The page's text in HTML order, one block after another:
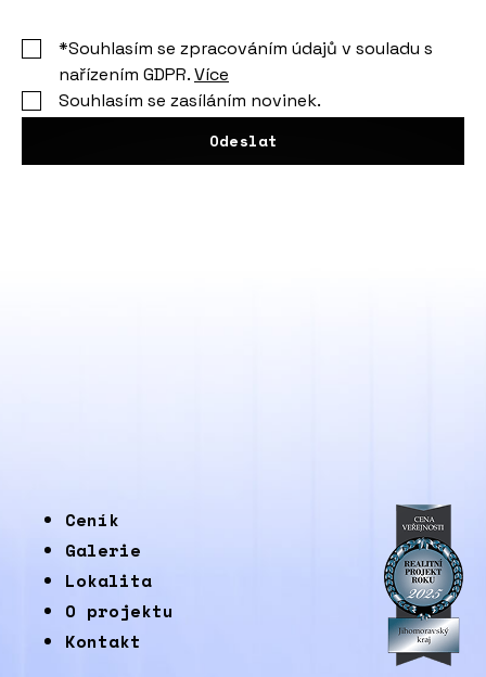
*Souhlasím se zpracováním údajů v souladu s
nařízením GDPR.Více
Souhlasím se zasíláním novinek.
Odeslat
Ceník
Galerie
Lokalita
O projektu
Kontakt